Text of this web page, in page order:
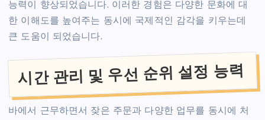
능력이 향상되었습니다. 이러한 경험은 다양한 문화에 대
한 이해도를 높여주는 동시에 국제적인 감각을 키우는데
큰 도움이 되었습니다.
시간 관리 및 우선 순위 설정 능력
바에서 근무하면서 잦은 주문과 다양한 업무를 동시에 처